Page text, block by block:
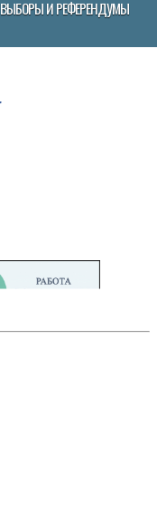
ВЫБОРЫ И РЕФЕРЕНДУМЫ